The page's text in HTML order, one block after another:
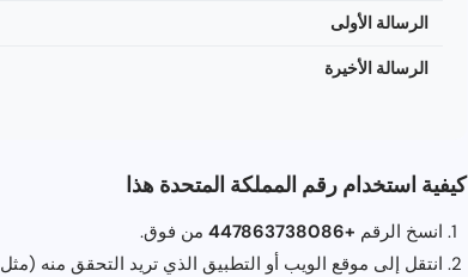
الرسالة الأولى
الرسالة الأخيرة
كيفية استخدام رقم المملكة المتحدة هذا
انسخ الرقم +447863738086
من فوق.
انتقل إلى موقع الويب أو التطبيق الذي تريد التحقق منه (مثل WhatsApp وTelegram وGmail).